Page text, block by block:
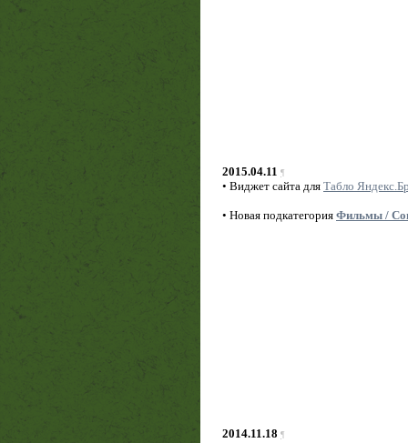
2015.04.11 ¶
• Виджет сайта для Табло
• Новая подкатегория Фильмы /
2014.11.18 ¶